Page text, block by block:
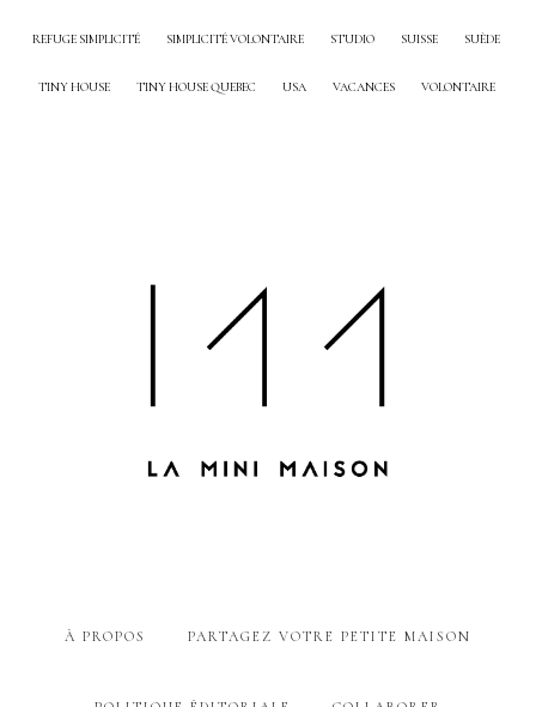
REFUGE SIMPLICITÉ SIMPLICITÉ VOLONTAIRE STUDIO SUISSE SUÈDE
TINY HOUSE TINY HOUSE QUEBEC USA VACANCES VOLONTAIRE
À PROPOS PARTAGEZ VOTRE PETITE MAISON